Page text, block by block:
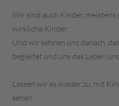
Wir sind auch Kinder, meistens
wirkliche Kinder.
Und wir sehnen uns danach,
begleitet und uns das Leben
Lassen wir es wieder zu, mit
sehen.